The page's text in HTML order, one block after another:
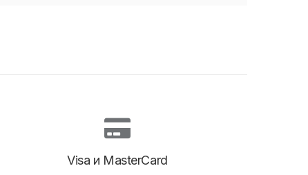
Visa и MasterCard